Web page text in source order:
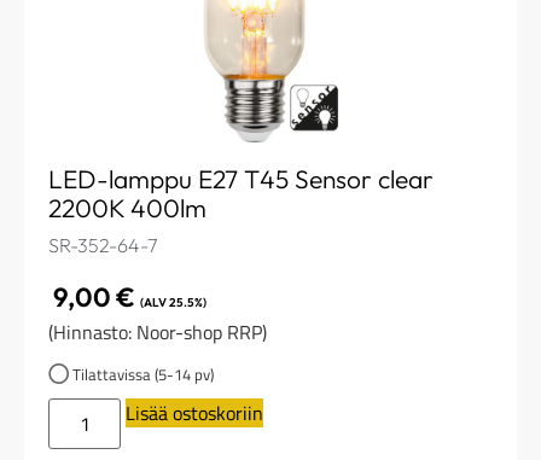
LED-lamppu E27 T45 Sensor clear
2200K 400lm
SR-352-64-7
9,00€ (ALV 25.5%)
(Hinnasto: Noor-shop RRP)
Tilattavissa (5-14 pv)
Lisää ostoskoriin